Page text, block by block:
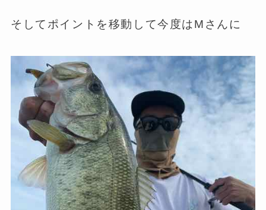
そしてポイントを移動して今度はMさんに